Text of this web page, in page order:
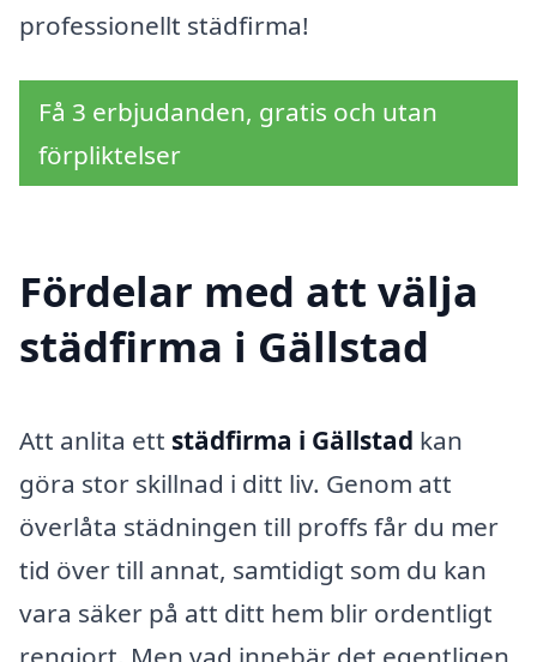
professionellt städfirma!
Få 3 erbjudanden, gratis och utan
förpliktelser
Fördelar med att välja
städfirma i Gällstad
Att anlita ett städfirma i Gällstad kan
göra stor skillnad i ditt liv. Genom att
överlåta städningen till proffs får du mer
tid över till annat, samtidigt som du kan
vara säker på att ditt hem blir ordentligt